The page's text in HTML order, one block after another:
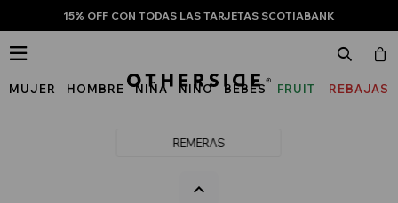
15% OFF CON TODAS LAS TARJETAS SCOTIABANK
MUJER HOMBRE NIÑA NIÑO BEBÉS
FRUIT
REBAJAS

REMERAS